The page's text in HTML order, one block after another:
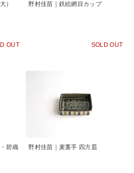
）
OUT
野村佳苗｜鉄絵網目カップ
SOLD OUT
碧織
野村佳苗｜麦藁手 四方皿